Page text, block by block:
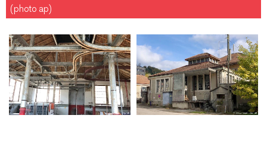
(photo ap)